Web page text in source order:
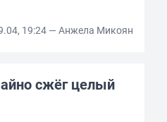
19:24 — Анжела Микоян
сжёг целый